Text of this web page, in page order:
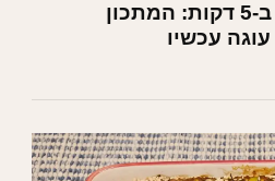
עוגת תפוזים וקוקוס ב-5 דקות: המתכון
עכשיו